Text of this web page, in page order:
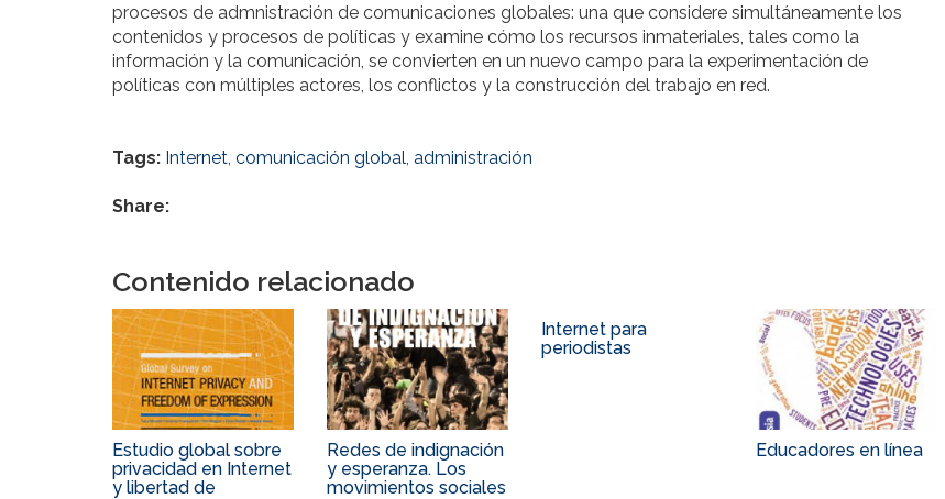
procesos de admnistración de comunicaciones globales: una que considere simultáneamente los
contenidos y procesos de políticas y examine cómo los recursos inmateriales, tales como la
información y la comunicación, se convierten en un nuevo campo para la experimentación de
políticas con múltiples actores, los conflictos y la construcción del trabajo en red.
Tags: Internet, comunicación global, administración
Share:
Contenido relacionado
Estudio global sobre
privacidad en Internet
y libertad de
Redes de indignación
y esperanza. Los
movimientos sociales
Internet para
periodistas
Educadores en línea